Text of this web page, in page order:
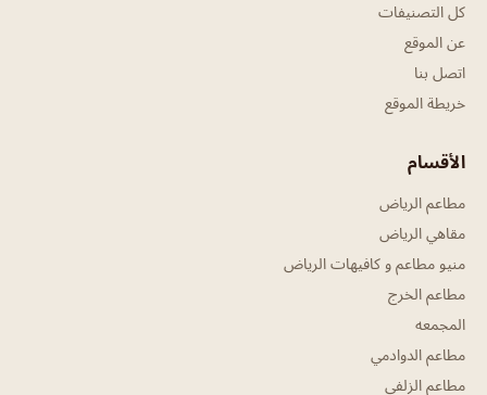
كل التصنيفات
عن الموقع
اتصل بنا
خريطة الموقع
الأقسام
مطاعم الرياض
مقاهي الرياض
منيو مطاعم و كافيهات الرياض
مطاعم الخرج
المجمعه
مطاعم الدوادمي
مطاعم الزلفي